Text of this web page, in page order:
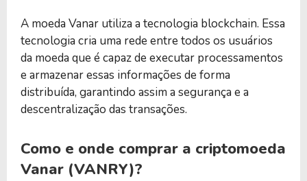
A moeda Vanar utiliza a tecnologia blockchain. Essa
tecnologia cria uma rede entre todos os usuários
da moeda que é capaz de executar processamentos
e armazenar essas informações de forma
distribuída, garantindo assim a segurança e a
descentralização das transações.
Como e onde comprar a criptomoeda
Vanar (VANRY)?